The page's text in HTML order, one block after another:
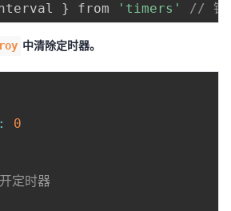
} from 'timers' // 错
中清除定时器。
:
0
定时器